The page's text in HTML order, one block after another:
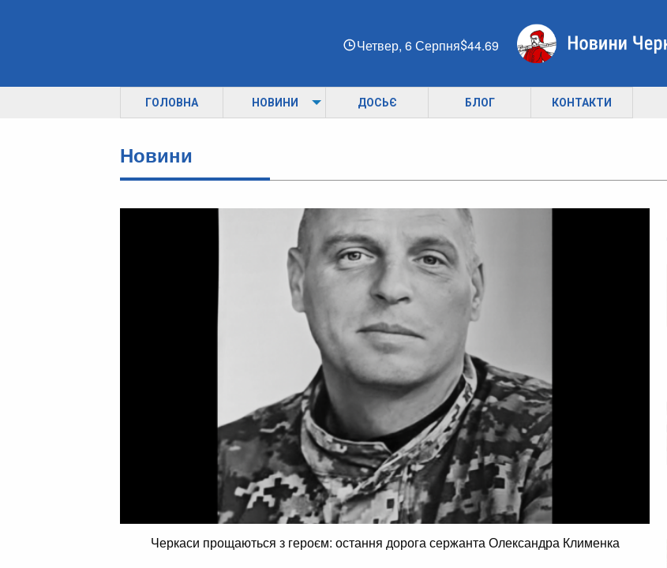
Четвер, 6 Серпня 44.69
ГОЛОВНА НОВИНИ ДОСЬЄ БЛОГ КОНТАКТИ
Новини
Черкаси прощаються з героєм: остання дорога сержанта Олександра Клименка